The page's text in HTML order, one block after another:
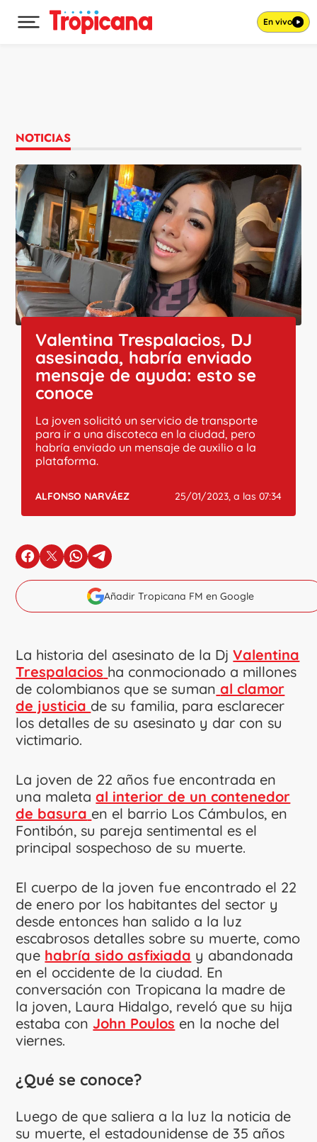
Desplegar menú principal En vivo
NOTICIAS
Valentina Trespalacios, DJ
asesinada, habría enviado
mensaje de ayuda: esto se
conoce
La joven solicitó un servicio de transporte
para ir a una discoteca en la ciudad, pero
habría enviado un mensaje de auxilio a la
plataforma.
ALFONSO NARVÁEZ 25/01/2023, a las 07:34
en Facebook
en Xen Whatsapp
en Telegram
Añadir Tropicana FM en Google
La historia del asesinato de la DjValentina
Trespalacios ha conmocionado a millones
de colombianos que se suman al clamor
de justicia de su familia, para esclarecer
los detalles de su asesinato y dar con su
victimario.
La joven de 22 años fue encontrada en
una maletaal interior de un contenedor
de basura en el barrio Los Cámbulos, en
Fontibón, su pareja sentimental es el
principal sospechoso de su muerte.
El cuerpo de la joven fue encontrado el 22
de enero por los habitantes del sector y
desde entonces han salido a la luz
escabrosos detalles sobre su muerte, como
que habría sido asfixiada y abandonada
en el occidente de la ciudad. En
conversación con Tropicana la madre de
la joven, Laura Hidalgo, reveló que su hija
estaba conJohn Poulos en la noche del
viernes.
¿Qué se conoce?
Luego de que saliera a la luz la noticia de
su muerte, el estadounidense de 35 años